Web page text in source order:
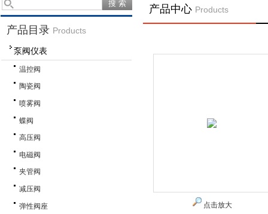
产品目录 Products
泵阀仪表
温控阀
陶瓷阀
喷雾阀
蝶阀
高压阀
电磁阀
夹管阀
减压阀
弹性阀座
产品中心 Products
点击放大